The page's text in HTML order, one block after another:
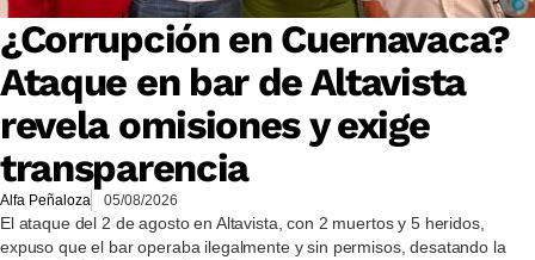
¿Corrupción en Cuernavaca?
Ataque en bar de Altavista
revela omisiones y exige
transparencia
Alfa Peñaloza 05/08/2026
El ataque del 2 de agosto en Altavista, con 2 muertos y 5 heridos,
expuso que el bar operaba ilegalmente y sin permisos, desatando la